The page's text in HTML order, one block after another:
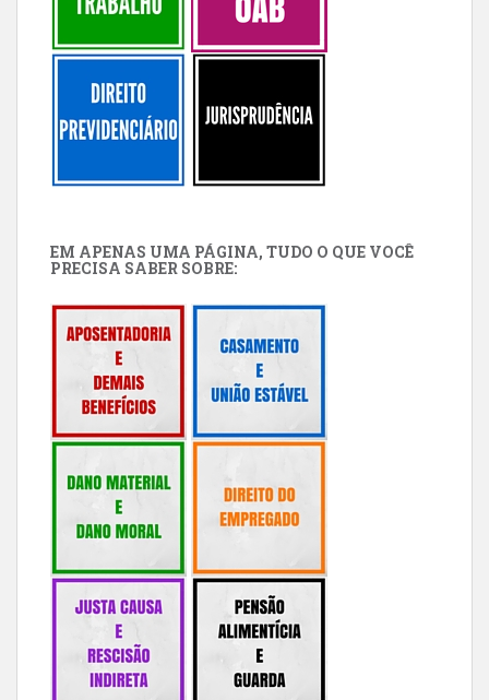
EM APENAS UMA PÁGINA, TUDO O QUE VOCÊ
PRECISA SABER SOBRE: